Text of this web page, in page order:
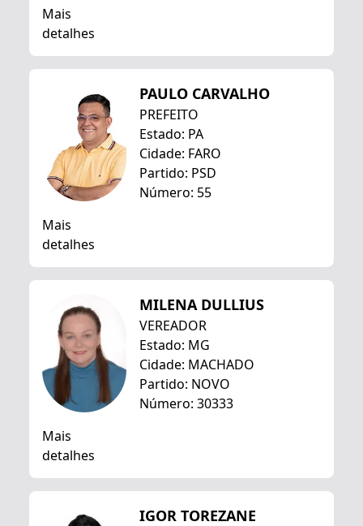
Mais
detalhes
PAULO CARVALHO
PREFEITO
Estado: PA
Cidade: FARO
Partido: PSD
Número: 55
Mais
detalhes
MILENA DULLIUS
VEREADOR
Estado: MG
Cidade: MACHADO
Partido: NOVO
Número: 30333
Mais
detalhes
IGOR TOREZANE